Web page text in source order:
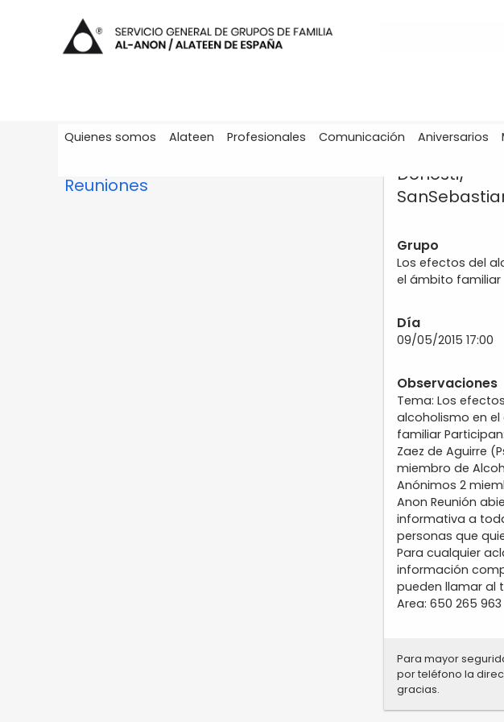
Quienes somos Alateen Profesionales Comunicación Aniversarios
Reuniones
Donosti/
Grupo
Los efectos del
el ámbito familiar
Día
09/05/2015 17:00
Observaciones
Tema: Los
alcoholismo en
familiar
Zaez de Aguirre
miembro de
Anónimos 2
Anon Reunión
informativa a
personas que
Para cualquier
información
pueden llamar al
Area: 650 265 963
Para mayor
por teléfono la
gracias.